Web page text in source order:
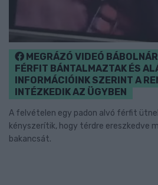
MEGRÁZÓ VIDEÓ
FÉRFIT BÁNTALMAZTAK ÉS
INFORMÁCIÓINK SZERINT A
INTÉZKEDIK AZ ÜGYBEN
A felvételen egy padon alvó férfit
kényszerítik, hogy térdre ereszkedve
bakancsát.